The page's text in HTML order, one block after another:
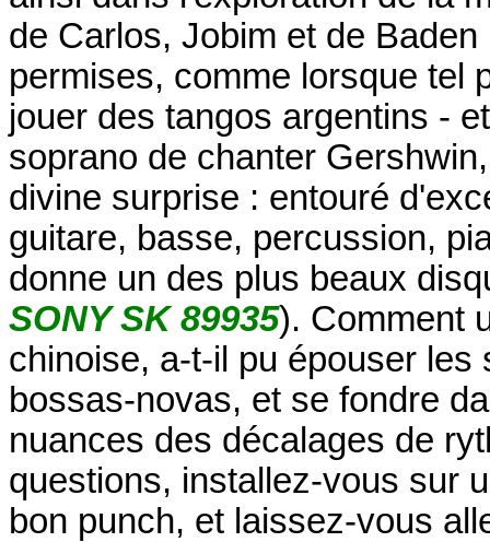
de Carlos, Jobim et de
permises, comme lorsque tel
jouer des tangos argentins -
soprano de chanter
divine surprise : entouré
guitare, basse, percussion,
donne un des plus beaux
SONY SK 89935). Comment
chinoise, a-t-il pu épouser
bossas-novas, et se fondre
nuances des décalages de
questions, installez-vous sur
bon punch, et laissez-vous